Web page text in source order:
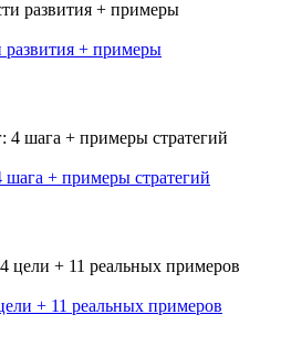
развития + примеры
+ примеры стратегий
+ 11 реальных примеров